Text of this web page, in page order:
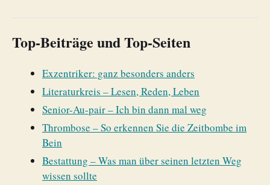
Top-Beiträge und Top-Seiten
Exzentriker: ganz besonders anders
Literaturkreis – Lesen, Reden, Leben
Senior-Au-pair – Ich bin dann mal weg
Thrombose – So erkennen Sie die Zeitbombe im
Bein
Bestattung – Was man über seinen letzten Weg
wissen sollte